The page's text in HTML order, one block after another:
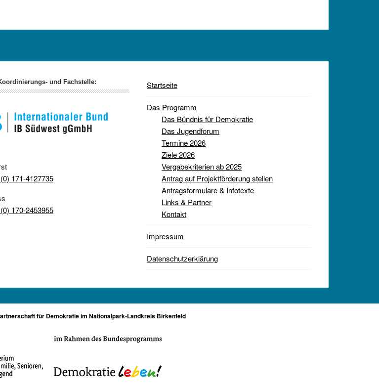
und Fachstelle:
171-4127735
170-2453955
Startseite
Das Programm
Das Bündnis für Demokratie
Das Jugendforum
Termine 2026
Ziele 2026
Vergabekriterien ab 2025
Antrag auf Projektförderung stellen
Antragsformulare & Infotexte
Links & Partner
Kontakt
Impressum
Datenschutzerklärung
für Demokratie im Nationalpark-Landkreis Birkenfeld